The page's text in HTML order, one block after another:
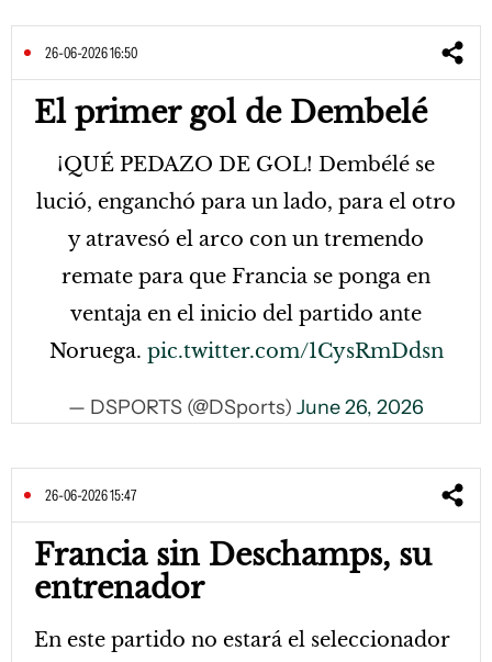
26-06-2026 16:50
El primer gol de Dembelé
¡QUÉ PEDAZO DE GOL! Dembélé se
lució, enganchó para un lado, para el otro
y atravesó el arco con un tremendo
remate para que Francia se ponga en
ventaja en el inicio del partido ante
Noruega. pic.twitter.com/1CysRmDdsn
— DSPORTS (@DSports) June 26, 2026
26-06-2026 15:47
Francia sin Deschamps, su
entrenador
En este partido no estará el seleccionador